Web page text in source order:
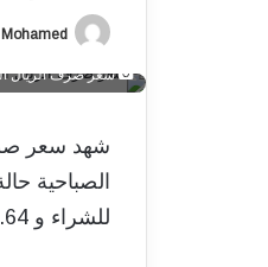
سعر صرف الريال
شهد سعر
للشراء و 12.64 جنيه للبيع وذلك حسبما أوضح البنك الأهلي المصري في آخر تحديثاته.